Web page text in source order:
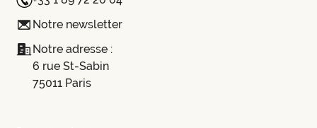
Notre newsletter
Notre adresse :
6 rue St-Sabin
75011 Paris